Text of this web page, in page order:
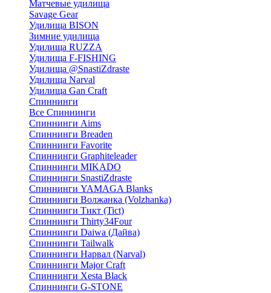
Матчевые удилища
Savage Gear
Удилища BISON
Зимние удилища
Удилища RUZZA
Удилища F-FISHING
Удилища @SnastiZdraste
Удилища Narval
Удилища Gan Craft
Спиннинги
Все Спиннинги
Спиннинги Aims
Спиннинги Breaden
Спиннинги Favorite
Спиннинги Graphiteleader
Спиннинги MIKADO
Спиннинги SnastiZdraste
Спиннинги YAMAGA Blanks
Спиннинги Волжанка (Volzhanka)
Спиннинги Тикт (Tict)
Спиннинги Thirty34Four
Спиннинги Daiwa (Дайва)
Спиннинги Tailwalk
Спиннинги Нарвал (Narval)
Спиннинги Major Craft
Спиннинги Xesta Black
Спиннинги G-STONE